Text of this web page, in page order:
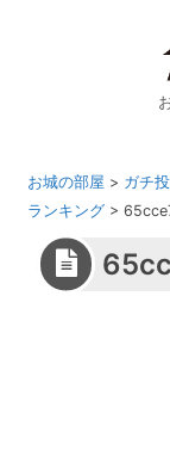
お城の部屋 > ガチ
ランキング>